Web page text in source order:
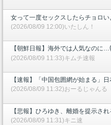
女って一度セックスしたらチョロい
(2026/08/09 12:00)いたしん！
【朝鮮日報】海外では人気なのに
(2026/08/09 11:33)キムチ速報
【速報】「中国包囲網が始まる」
(2026/08/09 11:32)おーるじゃんる
【悲報】ひろゆき、離婚を提示され
(2026/08/09 11:31)キニ速